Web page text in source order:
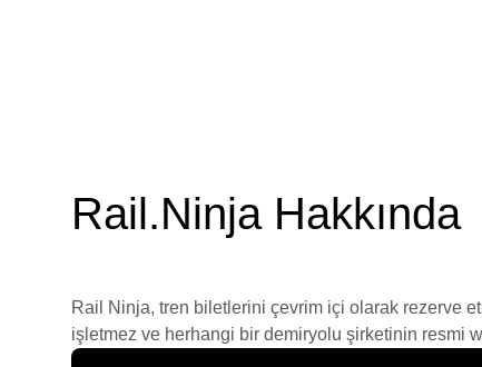
Rail.Ninja Hakkında
Rail Ninja, tren biletlerini çevrim içi olarak rezerve
işletmez ve herhangi bir demiryolu şirketinin resmi